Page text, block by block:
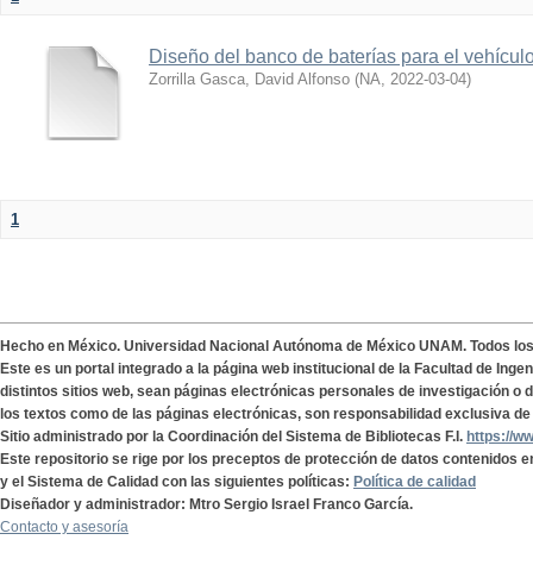
Diseño del banco de baterías para el
Zorrilla Gasca, David Alfonso (NA, 2022-03-04)
1
Hecho en México. Universidad Nacional Autónoma de México UNAM. Todos
Este es un portal integrado a la página web institucional de la Facultad de
distintos sitios web, sean páginas electrónicas personales de investigación o
los textos como de las páginas electrónicas, son responsabilidad exclusiva
Sitio administrado por la Coordinación del Sistema de Bibliotecas F.I. https://
Este repositorio se rige por los preceptos de protección de datos contenidos
y el Sistema de Calidad con las siguientes políticas: Política de calidad
Diseñador y administrador: Mtro Sergio Israel Franco García.
Contacto y asesoría